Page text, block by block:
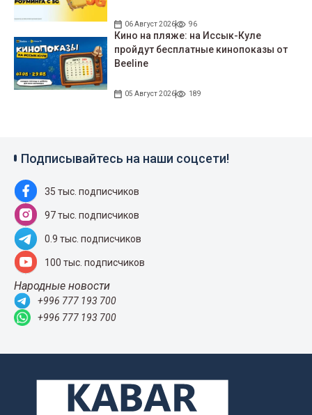
06 Август 2026 96
Кино на пляже: на Иссык-Куле
пройдут беcплатные кинопоказы от
Beeline
05 Август 2026 189
Подписывайтесь на наши соцсети!
35 тыс. подписчиков
97 тыс. подписчиков
0.9 тыс. подписчиков
100 тыс. подписчиков
Народные новости
+996 777 193 700
+996 777 193 700